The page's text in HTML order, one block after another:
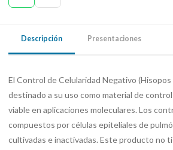
Descripción Presentaciones
El Control de Celularidad Negativo
destinado a su uso como material de
viable en aplicaciones moleculares. Los
compuestos por células epiteliales de
cultivadas e inactivadas. Este producto no